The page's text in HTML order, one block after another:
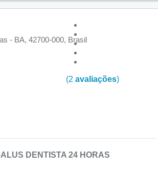
(2avaliações)
- BA, 42700-000, Brasil
DENTISTA 24 HORAS